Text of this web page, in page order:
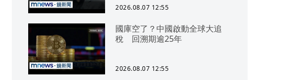
2026.08.07 12:55
國庫空了？中國啟動全球大追
稅 回溯期逾25年
2026.08.07 12:55